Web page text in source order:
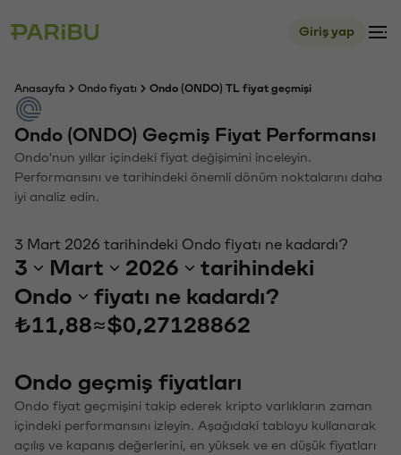
Giriş yap
Anasayfa Ondo fiyatı Ondo (ONDO) TL fiyat geçmişi
Ondo (ONDO) Geçmiş Fiyat Performansı
Ondo'nun yıllar içindeki fiyat değişimini inceleyin.
Performansını ve tarihindeki önemli dönüm noktalarını daha
iyi analiz edin.
3 Mart 2026 tarihindeki Ondo fiyatı ne kadardı?
3 Mart 2026
tarihindeki
Ondo
fiyatı ne kadardı?
₺11,88≈$0,27128862
Ondo geçmiş fiyatları
Ondo fiyat geçmişini takip ederek kripto varlıkların zaman
içindeki performansını izleyin. Aşağıdaki tabloyu kullanarak
açılış ve kapanış değerlerini, en yüksek ve en düşük fiyatları